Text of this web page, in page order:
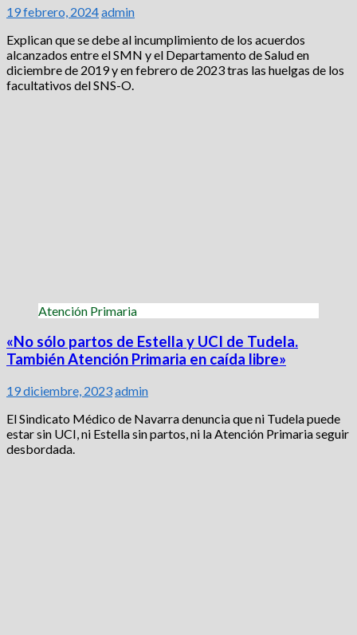
19 febrero, 2024admin
Explican que se debe al incumplimiento de los acuerdos
alcanzados entre el SMN y el Departamento de Salud en
diciembre de 2019 y en febrero de 2023 tras las huelgas de los
facultativos del SNS-O.
Atención Primaria
«No sólo partos de Estella y UCI de Tudela.
También Atención Primaria en caída libre»
19 diciembre, 2023admin
El Sindicato Médico de Navarra denuncia que ni Tudela puede
estar sin UCI, ni Estella sin partos, ni la Atención Primaria seguir
desbordada.